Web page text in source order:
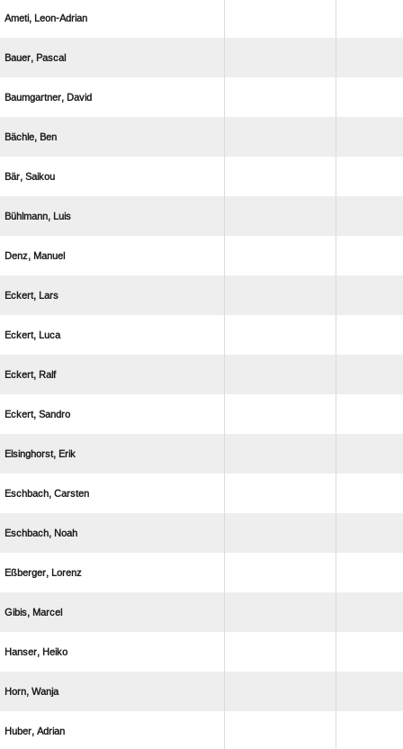
 
 
 
 
 
 
 
 
 
 
 
 
 
 
 
 
 
 
 